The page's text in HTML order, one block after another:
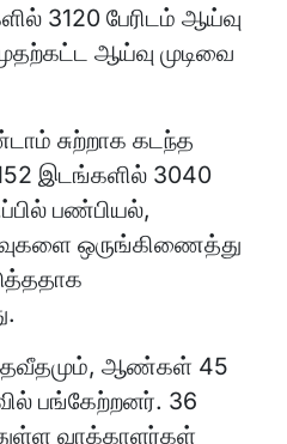
3120 பேரிடம் ஆய்வு
ஆய்வு முடிவை
சுற்றாக கடந்த
இடங்களில் 3040
பண்பியல்,
ஒருங்கிணைத்து
ஆண்கள் 45
பங்கேற்றனர். 36
வாக்காளர்கள்